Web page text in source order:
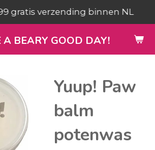
A BEARY GOOD DAY!
gratis verzending binnen NL
Yuup! Paw
balm
potenwas